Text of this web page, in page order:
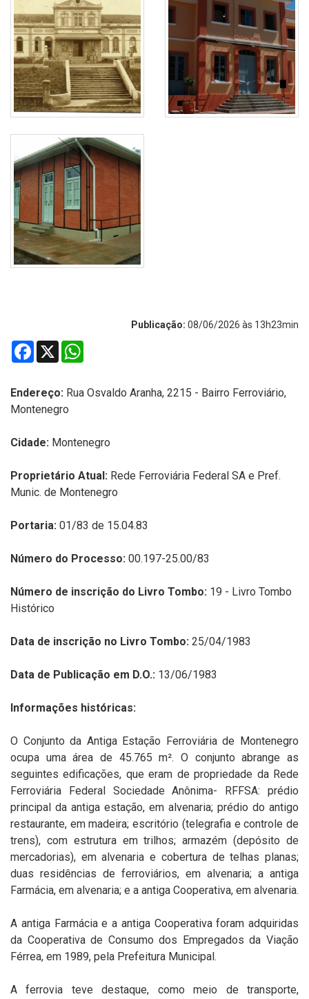
Publicação: 08/06/2026 às 13h23min
Facebook
X
Endereço: Rua Osvaldo Aranha, 2215 - Bairro Ferroviário,
Montenegro
Cidade: Montenegro
Proprietário Atual: Rede Ferroviária Federal SA e Pref.
Munic. de Montenegro
Portaria: 01/83 de 15.04.83
Número do Processo: 00.197-25.00/83
Número de inscrição do Livro Tombo: 19 - Livro Tombo
Histórico
Data de inscrição no Livro Tombo: 25/04/1983
Data de Publicação em D.O.: 13/06/1983
Informações históricas:
O Conjunto da Antiga Estação Ferroviária de Montenegro
ocupa uma área de 45.765 m².O conjunto abrange as
seguintes edificações, que eram de propriedade da Rede
Ferroviária Federal Sociedade Anônima- RFFSA: prédio
principal da antiga estação, em alvenaria; prédio do antigo
restaurante, em madeira;escritório (telegrafia e controle de
trens), com estrutura em trilhos; armazém (depósito de
mercadorias), em alvenaria e cobertura de telhas planas;
duas residências de ferroviários, em alvenaria; a antiga
Farmácia, em alvenaria; e a antiga Cooperativa, em alvenaria.
A antiga Farmáciae a antiga Cooperativa foram adquiridas
da Cooperativa de Consumo dos Empregados da Viação
Férrea, em 1989, pela Prefeitura Municipal.
A ferrovia teve destaque, como meio de transporte,